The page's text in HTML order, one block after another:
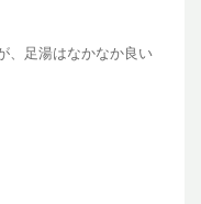
、足湯はなかなか良い